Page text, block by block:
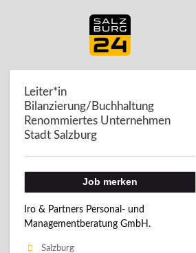
Leiter*in
Bilanzierung/Buchhaltung
Renommiertes Unternehmen
Stadt Salzburg
Job merken
Iro & Partners Personal- und
Managementberatung GmbH.
Salzburg